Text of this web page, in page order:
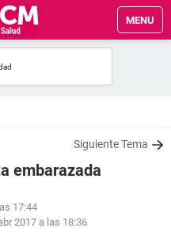
MENU
Siguiente Tema
embarazada
17:44
2017 a las 18:36